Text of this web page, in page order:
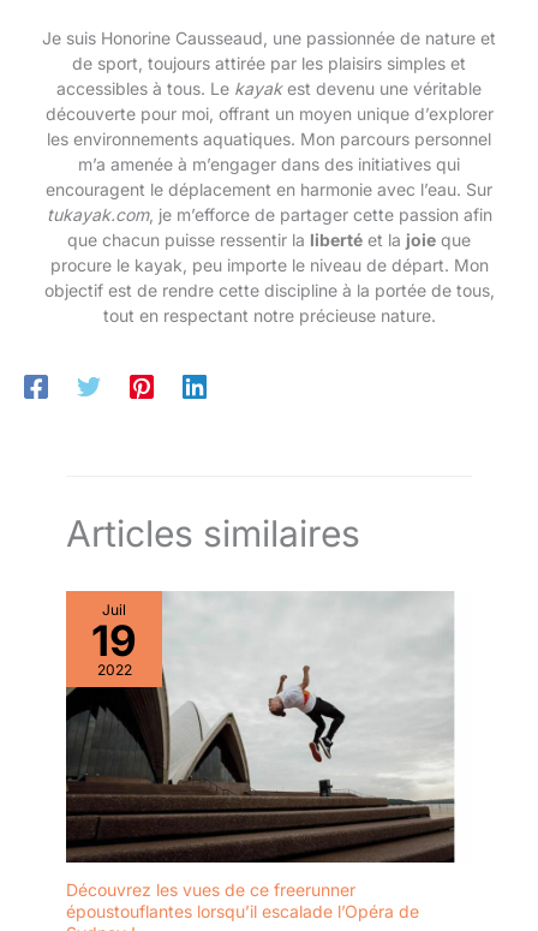
Je suis Honorine Causseaud, une passionnée de nature et
de sport, toujours attirée par les plaisirs simples et
accessibles à tous. Le kayakest devenu une véritable
découverte pour moi, offrant un moyen unique d’explorer
les environnements aquatiques. Mon parcours personnel
m’a amenée à m’engager dans des initiatives qui
encouragent le déplacement en harmonie avec l’eau. Sur
tukayak.com, je m’efforce de partager cette passion afin
que chacun puisse ressentir la liberté et la joie que
procure le kayak, peu importe le niveau de départ. Mon
objectif est de rendre cette discipline à la portée de tous,
tout en respectant notre précieuse nature.
Articles similaires
Juil
19
2022
Découvrez les vues de ce freerunner
époustouflantes lorsqu’il escalade l’Opéra de